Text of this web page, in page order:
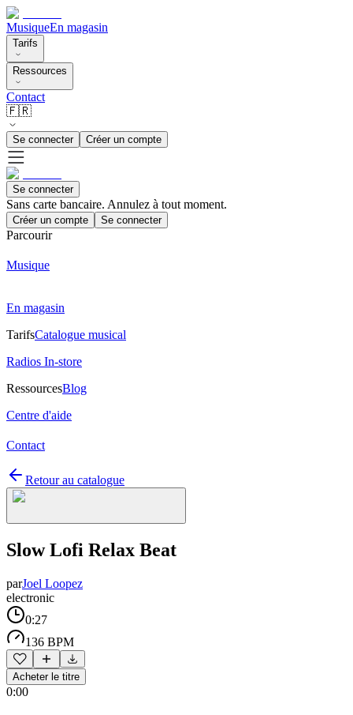
MusiqueEn magasin
Tarifs
Ressources
Contact
🇫🇷
Se connecter Créer un compte
Se connecter
Sans carte bancaire. Annulez à tout moment.
Créer un compte Se connecter
Parcourir
Musique
En magasin
TarifsCatalogue musical
Radios In-store
RessourcesBlog
Centre d'aide
Contact
Retour au catalogue
Slow Lofi Relax Beat
parJoel Loopez
electronic
0:27
136 BPM
Acheter le titre
0:00